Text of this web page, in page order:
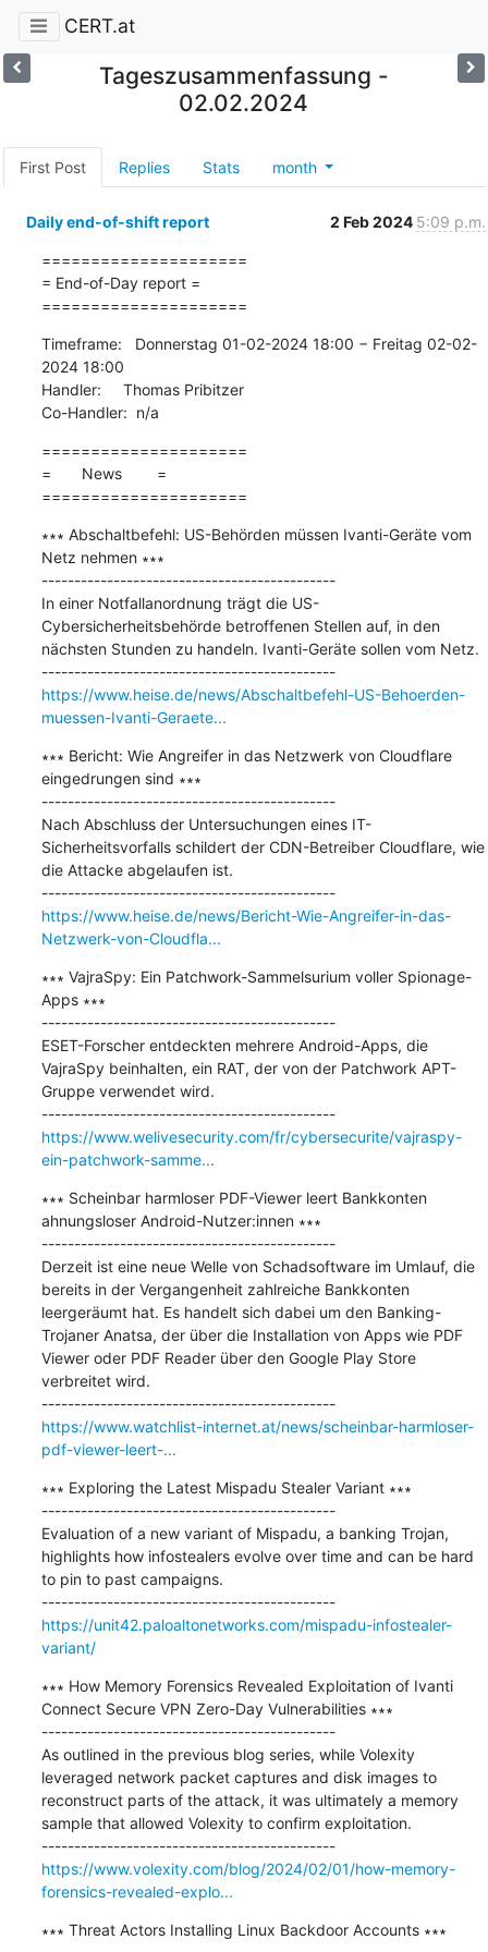
CERT.at
Tageszusammenfassung -
02.02.2024
First Post Replies Stats month
Daily end-of-shift report 2 Feb 2024 5:09 p.m.
=====================
= End-of-Day report =
=====================
Timeframe:   Donnerstag 01-02-2024 18:00 − Freitag 02-02-
2024 18:00
Handler:     Thomas Pribitzer
Co-Handler:  n/a
=====================
=       News        =
=====================
∗∗∗ Abschaltbefehl: US-Behörden müssen Ivanti-Geräte vom
Netz nehmen ∗∗∗
---------------------------------------------
In einer Notfallanordnung trägt die US-
Cybersicherheitsbehörde betroffenen Stellen auf, in den
nächsten Stunden zu handeln. Ivanti-Geräte sollen vom Netz.
---------------------------------------------
https://www.heise.de/news/Abschaltbefehl-US-Behoerden-
muessen-Ivanti-Geraete...
∗∗∗ Bericht: Wie Angreifer in das Netzwerk von Cloudflare
eingedrungen sind ∗∗∗
---------------------------------------------
Nach Abschluss der Untersuchungen eines IT-
Sicherheitsvorfalls schildert der CDN-Betreiber Cloudflare, wie
die Attacke abgelaufen ist.
---------------------------------------------
https://www.heise.de/news/Bericht-Wie-Angreifer-in-das-
Netzwerk-von-Cloudfla...
∗∗∗ VajraSpy: Ein Patchwork-Sammelsurium voller Spionage-
Apps ∗∗∗
---------------------------------------------
ESET-Forscher entdeckten mehrere Android-Apps, die
VajraSpy beinhalten, ein RAT, der von der Patchwork APT-
Gruppe verwendet wird.
---------------------------------------------
https://www.welivesecurity.com/fr/cybersecurite/vajraspy-
ein-patchwork-samme...
∗∗∗ Scheinbar harmloser PDF-Viewer leert Bankkonten
ahnungsloser Android-Nutzer:innen ∗∗∗
---------------------------------------------
Derzeit ist eine neue Welle von Schadsoftware im Umlauf, die
bereits in der Vergangenheit zahlreiche Bankkonten
leergeräumt hat. Es handelt sich dabei um den Banking-
Trojaner Anatsa, der über die Installation von Apps wie PDF
Viewer oder PDF Reader über den Google Play Store
verbreitet wird.
---------------------------------------------
https://www.watchlist-internet.at/news/scheinbar-harmloser-
pdf-viewer-leert-...
∗∗∗ Exploring the Latest Mispadu Stealer Variant ∗∗∗
---------------------------------------------
Evaluation of a new variant of Mispadu, a banking Trojan,
highlights how infostealers evolve over time and can be hard
to pin to past campaigns.
---------------------------------------------
https://unit42.paloaltonetworks.com/mispadu-infostealer-
variant/
∗∗∗ How Memory Forensics Revealed Exploitation of Ivanti
Connect Secure VPN Zero-Day Vulnerabilities ∗∗∗
---------------------------------------------
As outlined in the previous blog series, while Volexity
leveraged network packet captures and disk images to
reconstruct parts of the attack, it was ultimately a memory
sample that allowed Volexity to confirm exploitation.
---------------------------------------------
https://www.volexity.com/blog/2024/02/01/how-memory-
forensics-revealed-explo...
∗∗∗ Threat Actors Installing Linux Backdoor Accounts ∗∗∗